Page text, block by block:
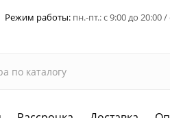
Режим работы: пн.-пт.: с 9:00 до 20:00